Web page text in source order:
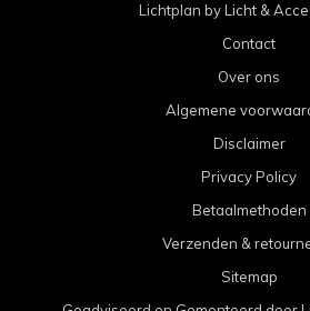
Lichtplan by Licht &
Contact
Over ons
Algemene
Disclaimer
Privacy Policy
Betaalmethoden
Verzenden &
Sitemap